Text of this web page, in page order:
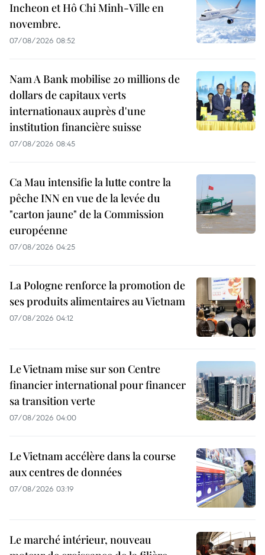
Incheon et Hô Chi Minh-Ville en
novembre.
07/08/2026 08:52
Nam A Bank mobilise 20 millions de
dollars de capitaux verts
internationaux auprès d'une
institution financière suisse
07/08/2026 08:45
Ca Mau intensifie la lutte contre la
pêche INN en vue de la levée du
"carton jaune" de la Commission
européenne
07/08/2026 04:25
La Pologne renforce la promotion de
ses produits alimentaires au Vietnam
07/08/2026 04:12
Le Vietnam mise sur son Centre
financier international pour financer
sa transition verte
07/08/2026 04:00
Le Vietnam accélère dans la course
aux centres de données
07/08/2026 03:19
Le marché intérieur, nouveau